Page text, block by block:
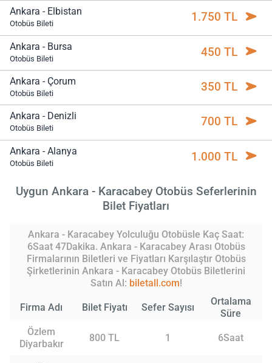
Ankara - Elbistan
Otobüs Bileti 1.750 TL
Ankara - Bursa
Otobüs Bileti 450 TL
Ankara - Çorum
Otobüs Bileti 350 TL
Ankara - Denizli
Otobüs Bileti 700 TL
Ankara - Alanya
Otobüs Bileti 1.000 TL
Uygun Ankara - Karacabey Otobüs Seferlerinin
Bilet Fiyatları
Ankara - Karacabey Yolculuğu Otobüsle Kaç Saat:
6Saat 47Dakika. Ankara - Karacabey Arası Otobüs
Firmalarının Biletleri ve Fiyatları Karşılaştır Otobüs
Şirketlerinin Ankara - Karacabey Otobüs Biletlerini
Satın Al: biletall.com!
Firma Adı Bilet Fiyatı Sefer Sayısı
Ortalama
Süre
Özlem
Diyarbakır
800 TL 1 6Saat